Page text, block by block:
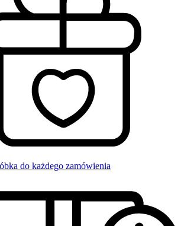
do każdego zamówienia